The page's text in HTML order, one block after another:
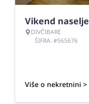
Vikend naselje
DIVČIBARE
ŠIFRA: #565676
Više o nekretnini >